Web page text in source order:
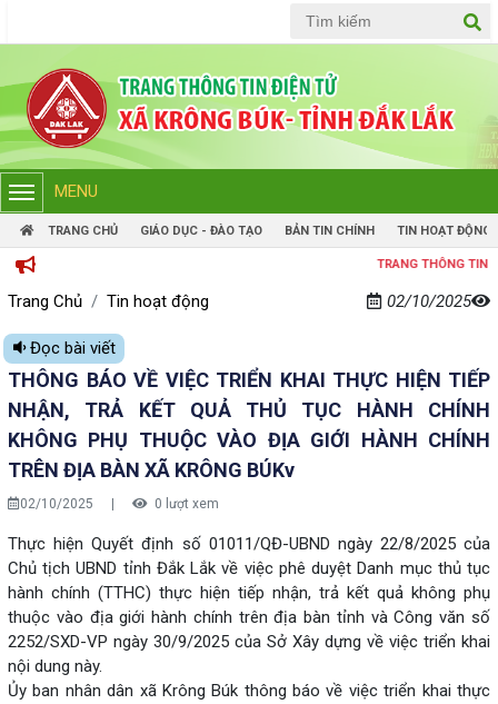
MENU
TRANG CHỦ GIÁO DỤC - ĐÀO TẠO BẢN TIN CHÍNH TIN HOẠT ĐỘNG
TRANG THÔNG TIN ĐIỆN TỬ
Trang Chủ Tin hoạt động 02/10/2025
Đọc bài viết
THÔNG BÁO VỀ VIỆC TRIỂN KHAI THỰC HIỆN TIẾP
NHẬN, TRẢ KẾT QUẢ THỦ TỤC HÀNH CHÍNH
KHÔNG PHỤ THUỘC VÀO ĐỊA GIỚI HÀNH CHÍNH
TRÊN ĐỊA BÀN XÃ KRÔNG BÚKv
02/10/2025 0 lượt xem
Thực hiện Quyết định số 01011/QĐ-UBND ngày 22/8/2025 của
Chủ tịch UBND tỉnh Đắk Lắk về việc phê duyệt Danh mục thủ tục
hành chính (TTHC) thực hiện tiếp nhận, trả kết quả không phụ
thuộc vào địa giới hành chính trên địa bàn tỉnh và Công văn số
2252/SXD-VP ngày 30/9/2025 của Sở Xây dựng về việc triển khai
nội dung này.
Ủy ban nhân dân xã Krông Búk thông báo về việc triển khai thực